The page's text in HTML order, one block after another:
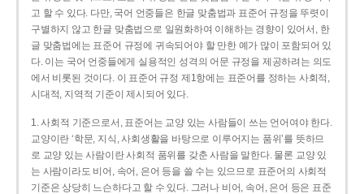
고 할 수 있다. 다만, 국어 언중들은 한글 맞춤법과 표준어 규정을 뚜렷이
구별하지 않고 한글 맞춤법으로 일원화하여 이해하는 경향이 있어서, 한
글 맞춤법에는 표준어 규정에 귀속되어야 할 만한 예가 많이 포함되어 있
다. 이는 국어 언중들에게 실용적인 성격의 어문 규정을 제공하려는 의도
에서 비롯된 것이다. 이 표준어 규정 제1항에는 표준어를 정하는 사회적,
시대적, 지역적 기준이 제시되어 있다.
1. 사회적 기준으로서, 표준어는 교양 있는 사람들이 쓰는 언어여야 한다.
교양이란 ‘학문, 지식, 사회생활을 바탕으로 이루어지는 품위’를 뜻하므
로 교양 있는 사람이란 사회적 품위를 갖춘 사람을 말한다. 물론 교양 있
는 사람이라도 비어, 속어, 은어 등을 쓸 수는 있으므로 표준어의 사회적
기준은 상당히 느슨하다고 할 수 있다. 그러나 비어, 속어, 은어 등은 표준